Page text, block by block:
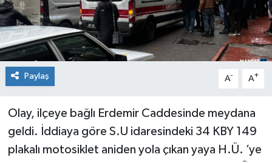
Paylaş A- A+
Olay, ilçeye bağlı Erdemir Caddesinde meydana
geldi. İddiaya göre S.U idaresindeki 34 KBY 149
plakalı motosiklet aniden yola çıkan yaya H.Ü. ’ye
Teknoloji